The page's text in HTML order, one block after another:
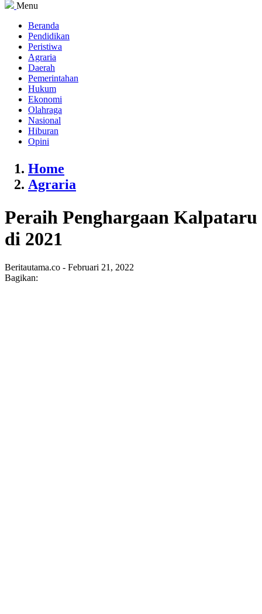
Menu
Beranda
Pendidikan
Peristiwa
Agraria
Daerah
Pemerintahan
Hukum
Ekonomi
Olahraga
Nasional
Hiburan
Opini
Home
Agraria
Peraih Penghargaan Kalpataru
di 2021
Beritautama.co - Februari 21, 2022
Bagikan: